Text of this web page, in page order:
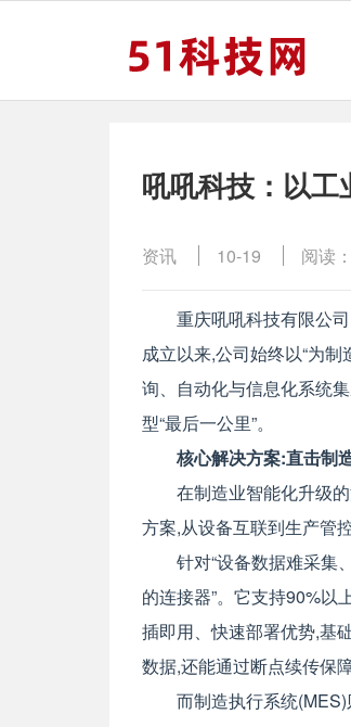
吼吼科技：以
资讯 10-19 阅读
重庆吼吼科技有限公
成立以来,公司始终以“为
询、自动化与信息化系统
型“最后一公里”。
核心解决方案:直击制
在制造业智能化升级
方案,从设备互联到生产管
针对“设备数据难采集
的连接器”。它支持90%以
插即用、快速部署优势,基
数据,还能通过断点续传保
而制造执行系统